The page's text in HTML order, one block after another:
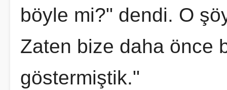
böyle mi?" dendi. O
Zaten bize daha önce
göstermiştik."